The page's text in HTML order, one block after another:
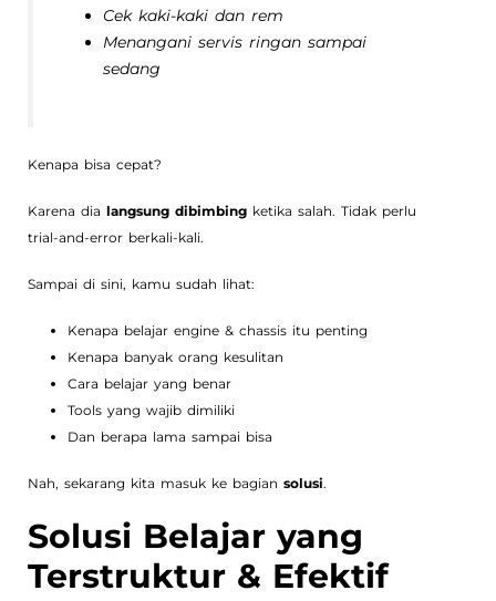
Cek kaki-kaki dan rem
Menangani servis ringan sampai
sedang
Kenapa bisa cepat?
Karena dia langsung dibimbing ketika salah. Tidak perlu
trial-and-error berkali-kali.
Sampai di sini, kamu sudah lihat:
Kenapa belajar engine & chassis itu penting
Kenapa banyak orang kesulitan
Cara belajar yang benar
Tools yang wajib dimiliki
Dan berapa lama sampai bisa
Nah, sekarang kita masuk ke bagian solusi.
Solusi Belajar yang
Terstruktur & Efektif